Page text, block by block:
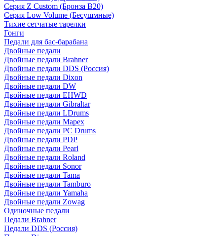
Серия Z Custom (Бронза B20)
Серия Low Volume (Бесушмные)
Тихие сетчатые тарелки
Гонги
Педали для бас-барабана
Двойные педали
Двойные педали Brahner
Двойные педали DDS (Россия)
Двойные педали Dixon
Двойные педали DW
Двойные педали EHWD
Двойные педали Gibraltar
Двойные педали LDrums
Двойные педали Mapex
Двойные педали PC Drums
Двойные педали PDP
Двойные педали Pearl
Двойные педали Roland
Двойные педали Sonor
Двойные педали Tama
Двойные педали Tamburo
Двойные педали Yamaha
Двойные педали Zowag
Одиночные педали
Педали Brahner
Педали DDS (Россия)